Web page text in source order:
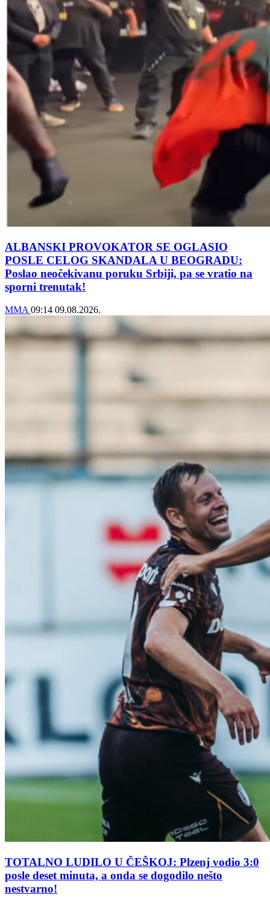
ALBANSKI PROVOKATOR SE OGLASIO
POSLE CELOG SKANDALA U BEOGRADU:
Poslao neočekivanu poruku Srbiji, pa se vratio na
sporni trenutak!
MMA 09:14 09.08.2026.
TOTALNO LUDILO U ČEŠKOJ: Plzenj vodio 3:0
posle deset minuta, a onda se dogodilo nešto
nestvarno!